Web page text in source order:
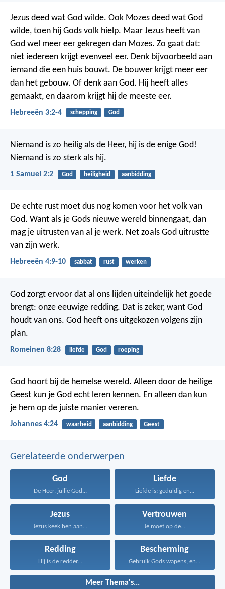
Jezus deed wat God wilde. Ook Mozes deed wat God
wilde, toen hij Gods volk hielp. Maar Jezus heeft van
God wel meer eer gekregen dan Mozes. Zo gaat dat:
niet iedereen krijgt evenveel eer. Denk bijvoorbeeld aan
iemand die een huis bouwt. De bouwer krijgt meer eer
dan het gebouw. Of denk aan God. Hij heeft alles
gemaakt, en daarom krijgt hij de meeste eer.
Hebreeën 3:2-4 schepping God
Niemand is zo heilig als de Heer, hij is de enige God!
Niemand is zo sterk als hij.
1 Samuel 2:2 God heiligheid aanbidding
De echte rust moet dus nog komen voor het volk van
God. Want als je Gods nieuwe wereld binnengaat, dan
mag je uitrusten van al je werk. Net zoals God uitrustte
van zijn werk.
Hebreeën 4:9-10 sabbat rust werken
God zorgt ervoor dat al ons lijden uiteindelijk het goede
brengt: onze eeuwige redding. Dat is zeker, want God
houdt van ons. God heeft ons uitgekozen volgens zijn
plan.
Romeinen 8:28 liefde God roeping
God hoort bij de hemelse wereld. Alleen door de heilige
Geest kun je God echt leren kennen. En alleen dan kun
je hem op de juiste manier vereren.
Johannes 4:24 waarheid aanbidding Geest
Gerelateerde onderwerpen
God
De Heer, jullie God...
Liefde
Liefde is: geduldig en...
Jezus
Jezus keek hen aan...
Vertrouwen
Je moet op de...
Redding
Hij is de redder...
Bescherming
Gebruik Gods wapens, en...
Meer Thema's...